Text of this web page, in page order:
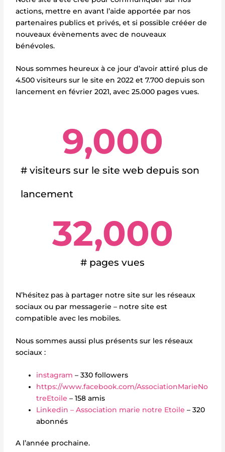
actions, mettre en avant l’aide apportée par nos
partenaires publics et privés, et si possible crééer de
nouveaux évènements avec de nouveaux
bénévoles.
Nous sommes heureux à ce jour d’avoir attiré plus de
4.500 visiteurs sur le site en 2022 et 7.700 depuis son
lancement en février 2021, avec 25.000 pages vues.
# visiteurs sur le site web depuis son
lancement
9,000
# pages vues
32,000
N’hésitez pas à partager notre site sur les réseaux
sociaux ou par messagerie – notre site est
compatible avec les mobiles.
Nous sommes aussi plus présents sur les réseaux
sociaux :
instagram – 330 followers
https://www.facebook.com/AssociationMarieNo
treEtoile – 158 amis
Linkedin – Association marie notre Etoile – 320
abonnés
A l’année prochaine.